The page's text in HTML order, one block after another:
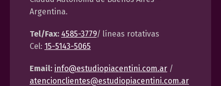
Argentina.
Tel/Fax: 4585-3779/ líneas rotativas
Cel: 15-5143-5065
Email: info@estudiopiacentini.com.ar /
atencionclientes@estudiopiacentini.com.ar